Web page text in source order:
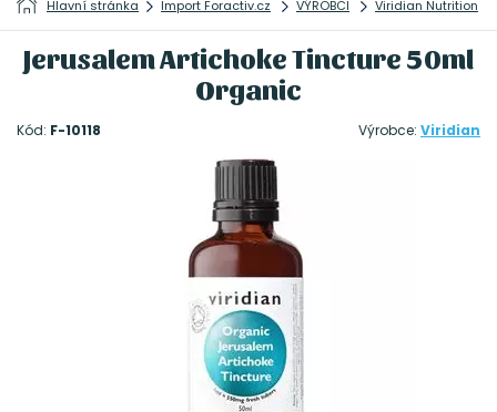
Hlavní stránka Import Foractiv.cz VÝROBCI Viridian Nutrition
Jerusalem Artichoke Tincture 50ml
Organic
Kód: F-10118 Výrobce: Viridian